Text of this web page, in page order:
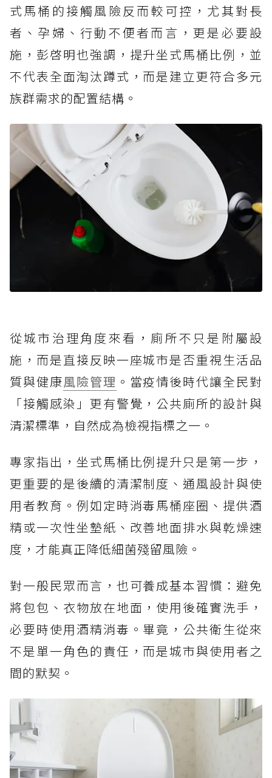
式馬桶的接觸風險反而較可控，尤其對長
者、孕婦、行動不便者而言，更是必要設
施，彭啓明也強調，提升坐式馬桶比例，並
不代表全面淘汰蹲式，而是建立更符合多元
族群需求的配置結構。
從城市治理角度來看，廁所不只是附屬設
施，而是直接反映一座城市是否重視生活品
質與健康風險管理 。當疫情後時代讓全民對
「接觸感染」更有警覺，公共廁所的設計與
清潔標準，自然成為檢視指標之一。
專家指出，坐式馬桶比例提升只是第一步，
更重要的是後續的清潔制度、通風設計與使
用者教育。例如定時消毒馬桶座圈、提供酒
精或一次性坐墊紙、改善地面排水與乾燥速
度，才能真正降低細菌殘留風險。
對一般民眾而言，也可養成基本習慣：避免
將包包、衣物放在地面，使用後確實洗手，
必要時使用酒精消毒。畢竟，公共衛生從來
不是單一角色的責任，而是城市與使用者之
間的默契。